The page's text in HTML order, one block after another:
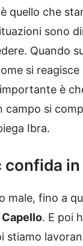
quello che
sono
Quando
si
è
campo si
Ibra.
in
male, fino a
Capello. E poi
stiamo